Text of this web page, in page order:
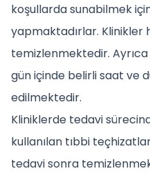
koşullarda sunabilmek
yapmaktadırlar. Klinikler
temizlenmektedir.
gün içinde belirli saat ve
edilmektedir.
Kliniklerde tedavi
kullanılan tıbbi
tedavi sonra